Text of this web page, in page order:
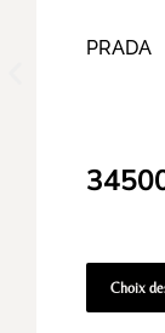
PRADA
Choix